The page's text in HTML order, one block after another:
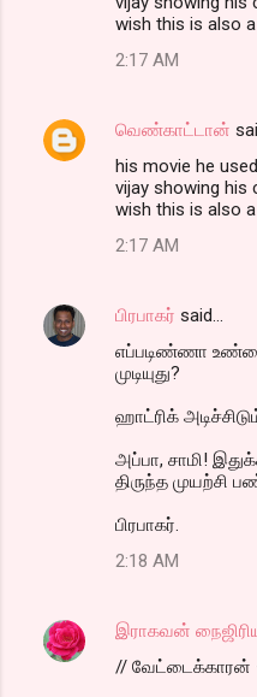
wish this is also
2:17 AM
வெண்காட்டான்
his movie he
vijay showing his
wish this is also
2:17 AM
பிரபாகர் said…
எப்படிண்ணா
முடியுது?
ஹாட்ரிக்
அப்பா, சாமி!
திருந்த முயற்சி
பிரபாகர்.
2:18 AM
இராகவன்
// வேட்டைக்காரன்